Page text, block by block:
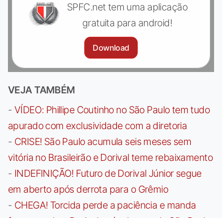
SPFC.net tem uma aplicação
gratuita para android!
Download
VEJA TAMBÉM
- VÍDEO: Phillipe Coutinho no São Paulo tem tudo
apurado com exclusividade com a diretoria
- CRISE! São Paulo acumula seis meses sem
vitória no Brasileirão e Dorival teme rebaixamento
- INDEFINIÇÃO! Futuro de Dorival Júnior segue
em aberto após derrota para o Grêmio
- CHEGA! Torcida perde a paciência e manda